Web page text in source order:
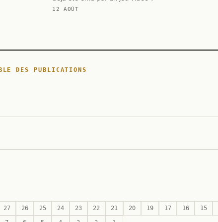
12 AOÛT
DES PUBLICATIONS
27 26 25 24 23 22 21 20 19 17 16 15